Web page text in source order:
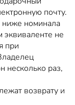
почту.
ниже номинала
эквиваленте не
при
несколько раз,
возврату и